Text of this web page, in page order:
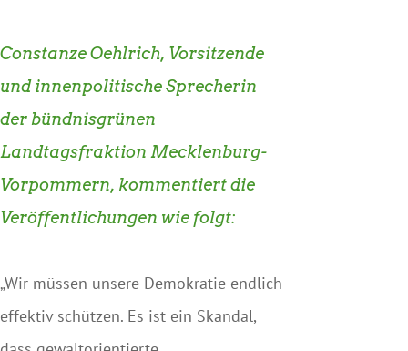
Constanze Oehlrich, Vorsitzende
und innenpolitische Sprecherin
der bündnisgrünen
Landtagsfraktion Mecklenburg-
Vorpommern, kommentiert die
Veröffentlichungen wie folgt:
„Wir müssen unsere Demokratie endlich
effektiv schützen. Es ist ein Skandal,